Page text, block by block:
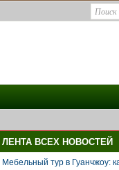
ЛЕНТА ВСЕХ НОВОСТЕЙ
Мебельный тур в Гуанчжоу: